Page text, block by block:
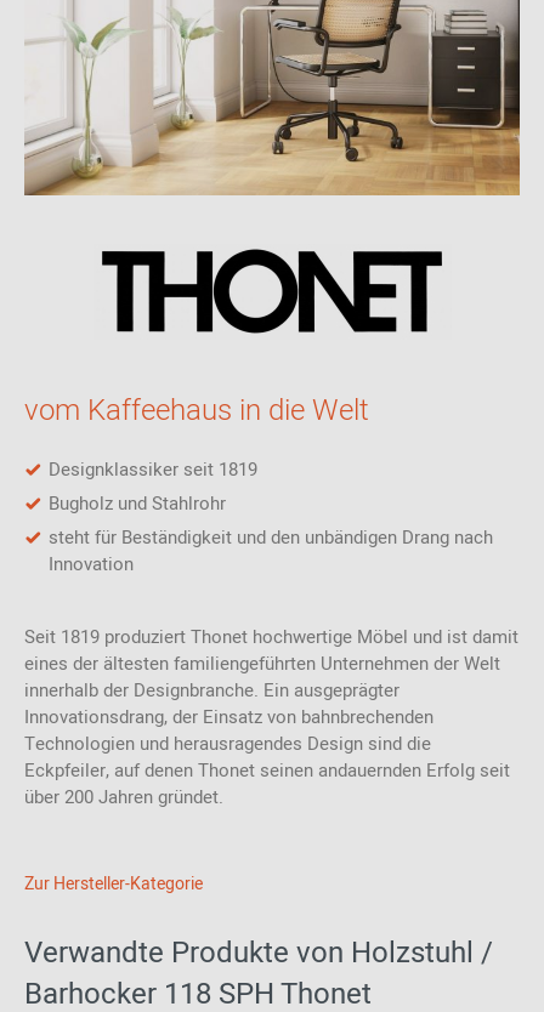
Thonet – 200 Jahre Tradition
Der in Frankenberg ansässige Hersteller steht für
Beständigkeit
und den unbändigen Drang nach Innovation. Thonet war der
erste Hersteller, der Bugholzmöbel auf den Markt brachte und der
Stahlrohrmöbel vertrieb. Michael Thonet gründete das1819 seine
eigene Werkstatt in Boppard am Rhein
. In den 1830er Jahren
er vom österreichischen Staatskanzler Fürst Metternich nach
Wien eingeladen und die dortige Kaffeehauskultur
Grundstein für den späteren Erfolg von Thonet. Bei diesem
Innovationswillen verwundert es nicht, dass Thonet auch
produzierte die bekannten Freischwinger.
Material und Format
Der 118 Stuhl besteht ausmassivem Holz
Formsperrholz. Zusätzlich verfügt der Stuhl übereine verchromte
Fußstütze. Er ist 40 cm breit, 46 cm tief und 94 cm hoch. Die
Bezugsmaterial:
Thonet Med : 88% PVC, 8% PES, 4% CO
Remix: 90% Schurwolle (Kammgarn), 10% Nylon
Steelcut Trio 2: 90% Schurwolle (Kammgarn), 10% Nylon
Hallingdal: 70% Schurwolle, 30% Viskose
Nappaleder Linea
vom Kaffeehaus in die Welt
Designklassiker seit 1819
Bugholz und Stahlrohr
steht für Beständigkeit und den unbändigen Drang nach
Innovation
Seit 1819 produziert Thonet hochwertige Möbel und ist damit
eines der ältesten familiengeführten Unternehmen der Welt
innerhalb der Designbranche. Ein ausgeprägter
Innovationsdrang, der Einsatz von bahnbrechenden
Technologien und herausragendes Design sind die
Eckpfeiler, auf denen Thonet seinen andauernden Erfolg seit
über 200 Jahren gründet.
Zur Hersteller-Kategorie
Verwandte Produkte von Holzstuhl /
Barhocker 118 SPH Thonet